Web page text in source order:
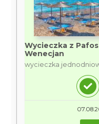
Wycieczka z
Wenecjan
wycieczka